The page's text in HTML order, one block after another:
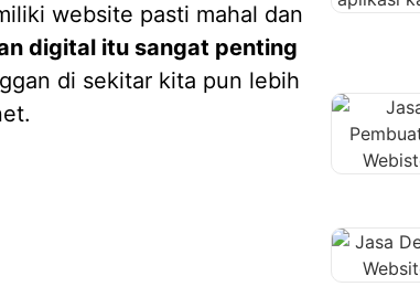
website pasti mahal dan
digital itu sangat penting
di sekitar kita pun lebih